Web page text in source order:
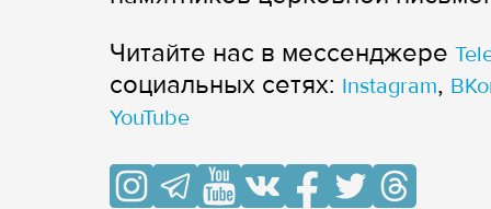
Читайте нас в мессенджере
cоциальных сетях: Instagram,
YouTube